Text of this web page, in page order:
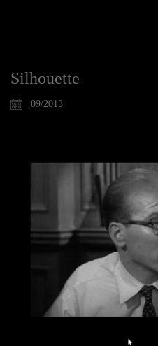
Silhouette
09/2013